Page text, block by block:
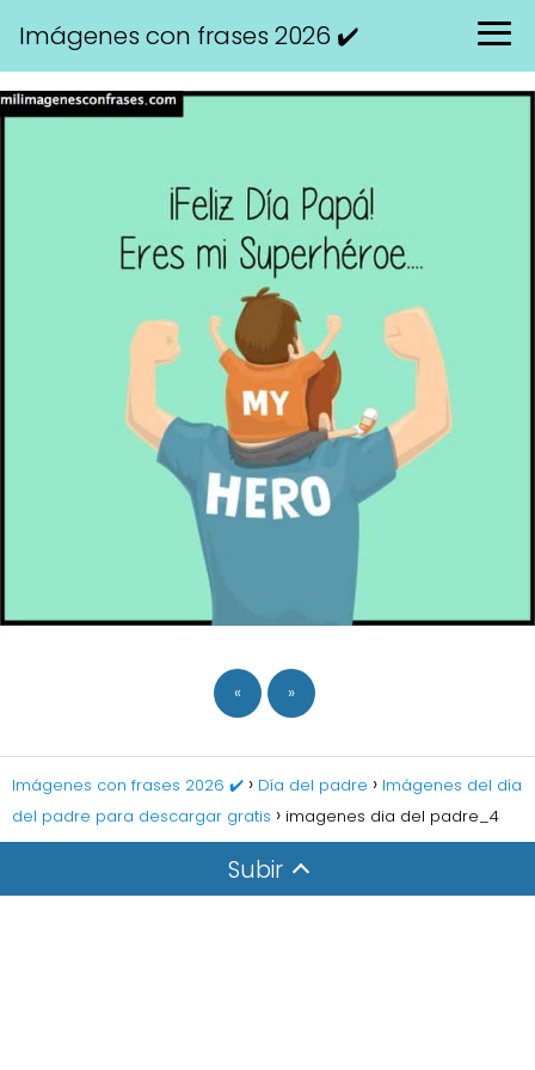
Imágenes con frases 2026 ✔️
« »
Imágenes con frases 2026 ✔️ Día del padre
Imágenes del día
del padre para descargar gratis
imagenes dia del padre_4
Subir